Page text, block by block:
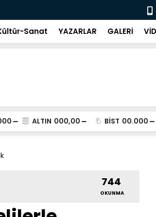
Görüntülü
Sanat YAZARLAR GALERİ
ALTIN 000,00 BİST 00.000
744
OKUNMA